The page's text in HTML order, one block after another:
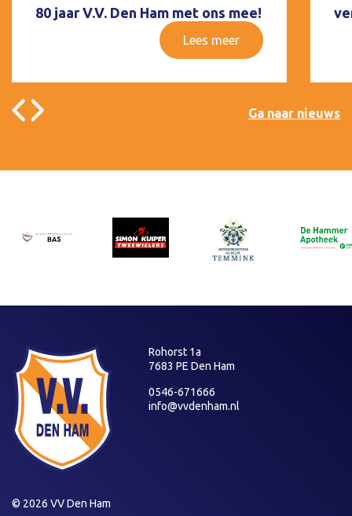
80 jaar V.V. Den Ham met ons mee!
Lees meer
Ga naar nieuws
Rohorst 1a
7683 PE Den Ham
0546-671666
info@vvdenham.nl
© 2026 VV Den Ham